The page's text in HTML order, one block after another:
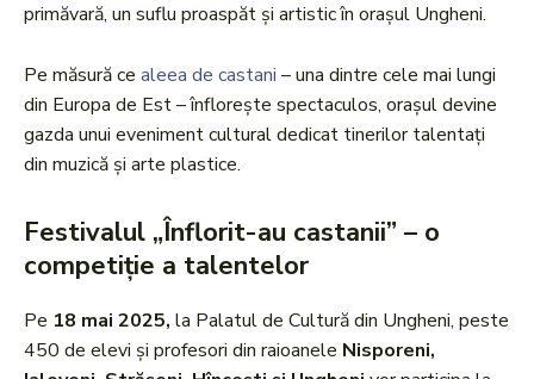
primăvară, un suflu proaspăt și artistic în orașul Ungheni.
Pe măsură ce aleea de castani – una dintre cele mai lungi
din Europa de Est – înflorește spectaculos, orașul devine
gazda unui eveniment cultural dedicat tinerilor talentați
din muzică și arte plastice.
Festivalul „Înflorit-au castanii” – o
competiție a talentelor
Pe 18 mai 2025, la Palatul de Cultură din Ungheni, peste
450 de elevi și profesori din raioanele Nisporeni,